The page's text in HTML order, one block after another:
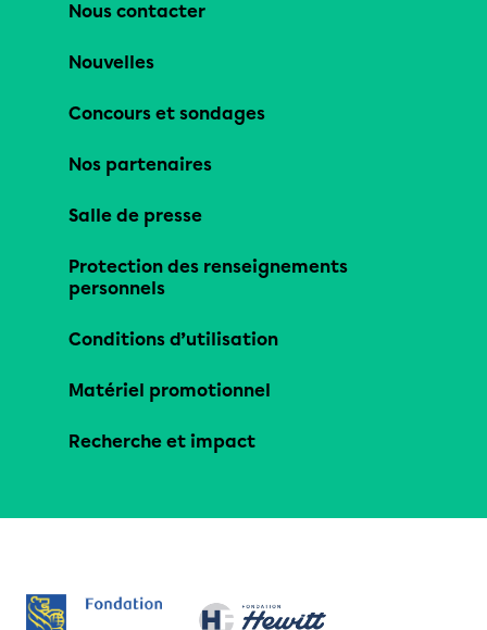
Nous contacter
Nouvelles
Concours et sondages
Nos partenaires
Salle de presse
Protection des renseignements
personnels
Conditions d’utilisation
Matériel promotionnel
Recherche et impact